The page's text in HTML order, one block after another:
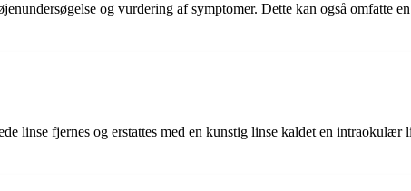
og vurdering af symptomer. Dette kan også omfatte
linse fjernes og erstattes med en kunstig linse kaldet en